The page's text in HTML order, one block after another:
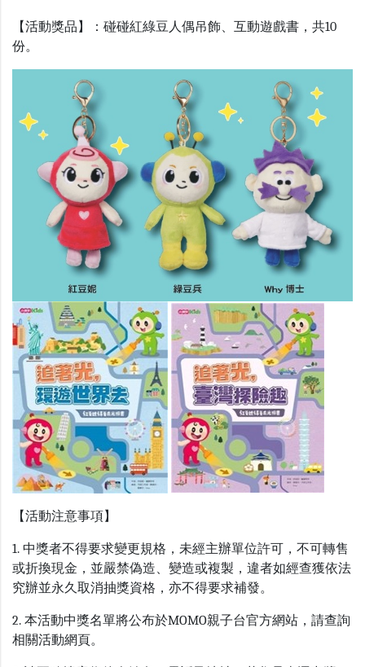
【活動獎品】：碰碰紅綠豆人偶吊飾、互動遊戲書，共10
份。
【活動注意事項】
1. 中獎者不得要求變更規格，未經主辦單位許可，不可轉售
或折換現金，並嚴禁偽造、變造或複製，違者如經查獲依法
究辦並永久取消抽獎資格，亦不得要求補發。
2. 本活動中獎名單將公布於MOMO親子台官方網站，請查詢
相關活動網頁。